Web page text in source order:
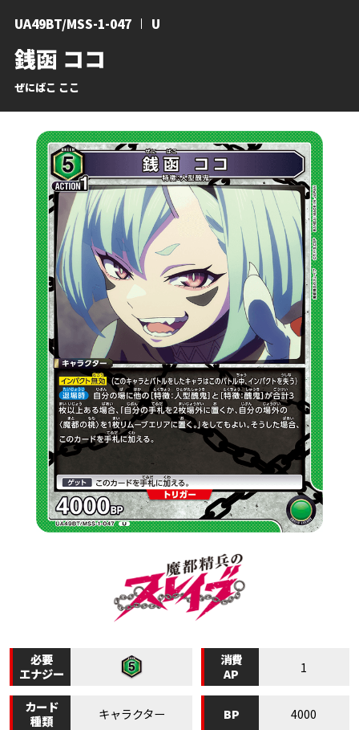
銭函 ココ
ぜにばこ ここ
UA49BT/MSS-1-047 U
必要
エナジー
消費
AP
1
カード
種類
キャラクター BP 4000